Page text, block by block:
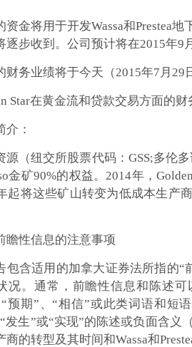
资金将用于开发Wassa和Prestea
逐步收到。公司预计将在2015年9
财务业绩将于今天（2015年7月29
Star在黄金流和贷款交易方面的财
介：
源（纽交所股票代码：GSS;多伦
金矿90%的权益。2014年，
起将这些矿山转变为低成本生产
瞻性信息的注意事项
包含适用的加拿大证券法所指的“
况。通常，前瞻性信息和陈述可
预期”、“相信”或此类词语和短
发生”或“实现”的陈述或负面含义
商的转型及其时间和Wassa和